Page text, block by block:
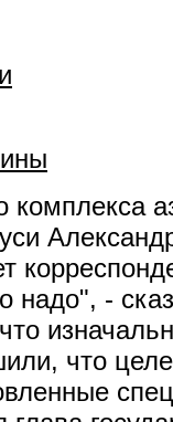
комплекса
надо", -
что